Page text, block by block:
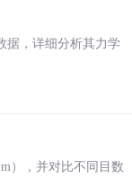
据，详细分析其力学
），并对比不同目数